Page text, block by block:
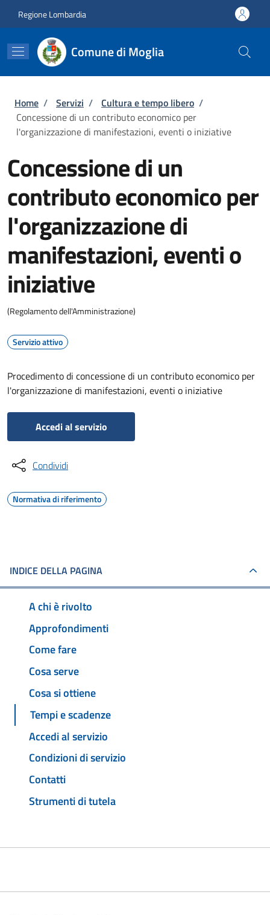
Regione Lombardia
Comune di Moglia
Briciole di pane
Home / Servizi / Cultura e tempo libero /
Concessione di un contributo economico per
l'organizzazione di manifestazioni, eventi o iniziative
Concessione di un
contributo economico per
l'organizzazione di
manifestazioni, eventi o
iniziative
(Regolamento dell'Amministrazione)
Servizio attivo
Procedimento di concessione di un contributo economico per
l'organizzazione di manifestazioni, eventi o iniziative
Accedi al servizio
Condividi
Normativa di riferimento
INDICE DELLA PAGINA
A chi è rivolto
Approfondimenti
Come fare
Cosa serve
Cosa si ottiene
Tempi e scadenze
Accedi al servizio
Condizioni di servizio
Contatti
Strumenti di tutela